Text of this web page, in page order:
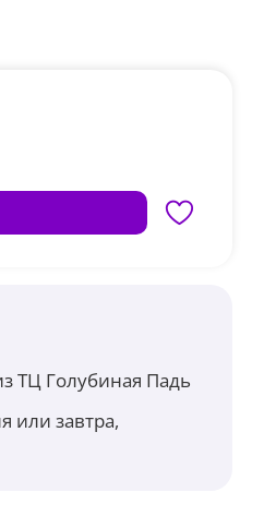
ТЦ Голубиная Падь
или завтра,